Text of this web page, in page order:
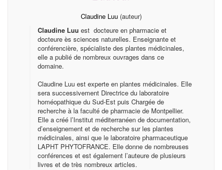
Claudine Luu(auteur)
Claudine Luu est docteure en pharmacie et
docteure ès sciences naturelles. Enseignante et
conférencière, spécialiste des plantes médicinales,
elle a publié de nombreux ouvrages dans ce
domaine.
Claudine Luu est experte en plantes médicinales. Elle
sera successivement Directrice du laboratoire
homéopathique du Sud-Est puis Chargée de
recherche à la faculté de pharmacie de Montpellier.
Elle a créé l’Institut méditerranéen de documentation,
d’enseignement et de recherche sur les plantes
médicinales, ainsi que le laboratoire pharmaceutique
LAPHT PHYTOFRANCE. Elle donne de nombreuses
conférences et est également l’auteure de plusieurs
livres et de très nombreux articles.